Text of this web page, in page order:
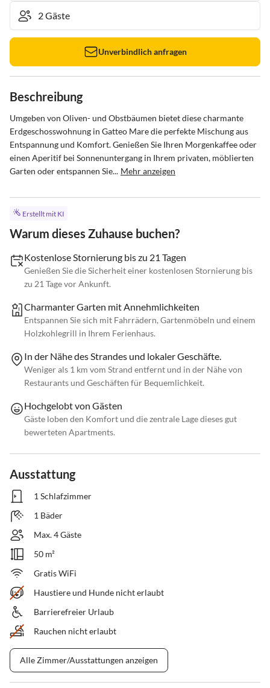
Unverbindlich anfragen
Beschreibung
Umgeben von Oliven- und Obstbäumen bietet diese charmante
Erdgeschosswohnung in Gatteo Mare die perfekte Mischung aus
Entspannung und Komfort. Genießen Sie Ihren Morgenkaffee oder
einen Aperitif bei Sonnenuntergang in Ihrem privaten, möblierten
Garten oder entspannen Sie... Mehr anzeigen
Erstellt mit KI
Warum dieses Zuhause buchen?
Kostenlose Stornierung bis zu 21 Tagen
Genießen Sie die Sicherheit einer kostenlosen Stornierung bis
zu 21 Tage vor Ankunft.
Charmanter Garten mit Annehmlichkeiten
Entspannen Sie sich mit Fahrrädern, Gartenmöbeln und einem
Holzkohlegrill in Ihrem Ferienhaus.
In der Nähe des Strandes und lokaler Geschäfte.
Weniger als 1 km vom Strand entfernt und in der Nähe von
Restaurants und Geschäften für Bequemlichkeit.
Hochgelobt von Gästen
Gäste loben den Komfort und die zentrale Lage dieses gut
bewerteten Apartments.
Ausstattung
1 Schlafzimmer
1 Bäder
Max. 4 Gäste
50 m²
Gratis WiFi
Haustiere und Hunde nicht erlaubt
Barrierefreier Urlaub
Rauchen nicht erlaubt
Alle Zimmer/Ausstattungen anzeigen